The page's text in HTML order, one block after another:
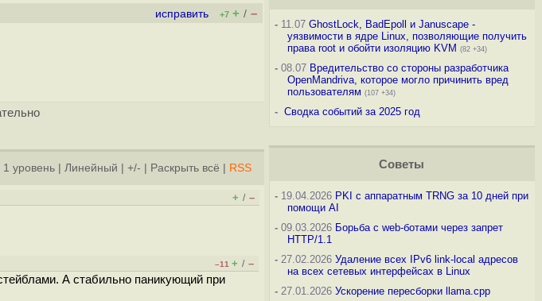
исправить +7 + / –
1 уровень Линейный +/- Раскрыть всё RSS
+ / –
–11 + / –
А стабильно паникующий при
-11.07 GhostLock, BadEpoll и Januscape -
уязвимости в ядре Linux, позволяющие получить
права root и обойти изоляцию KVM (82 +34)
-08.07 Вредительство со стороны разработчика
OpenMandriva, которое могло причинить вред
пользователям (107 +34)
- Сводка событий за 2025 год
Советы
-19.04.2026 PKI с аппаратным TRNG за 10 дней при
помощи AI
-09.03.2026 Борьба с web-ботами через запрет
HTTP/1.1
-27.02.2026 Удаление всех IPv6 link-local адресов
на всех сетевых интерфейсах в Linux
-27.01.2026 Ускорение пересборки llama.cpp